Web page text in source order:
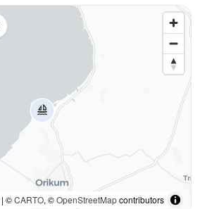
| ©CARTO, ©OpenStreetMapcontributors